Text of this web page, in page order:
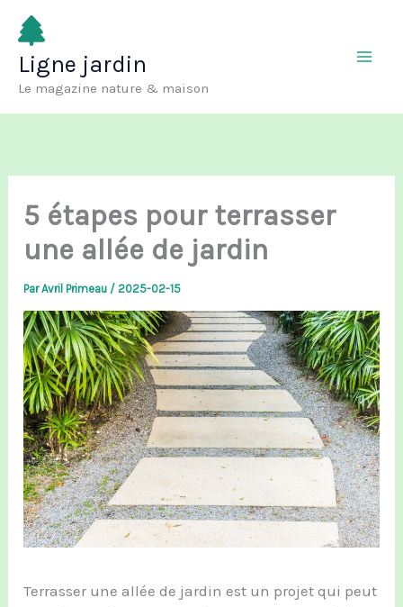
Aller
contenu
Ligne jardin
Le magazine nature & maison
5 étapes pour terrasser
une allée de jardin
ParAvril Primeau /2025-02-15
Terrasser une allée de jardin est un projet qui peut